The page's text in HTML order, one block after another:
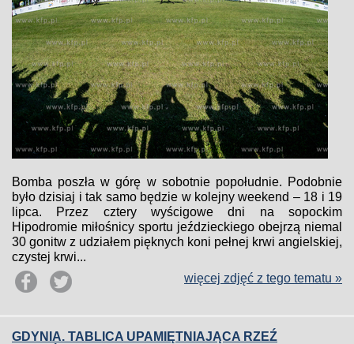
Bomba poszła w górę w sobotnie popołudnie. Podobnie
było dzisiaj i tak samo będzie w kolejny weekend – 18 i 19
lipca. Przez cztery wyścigowe dni na sopockim
Hipodromie miłośnicy sportu jeździeckiego obejrzą niemal
30 gonitw z udziałem pięknych koni pełnej krwi angielskiej,
czystej krwi...
więcej zdjęć z tego tematu »
GDYNIA. TABLICA UPAMIĘTNIAJĄCA RZEŹ